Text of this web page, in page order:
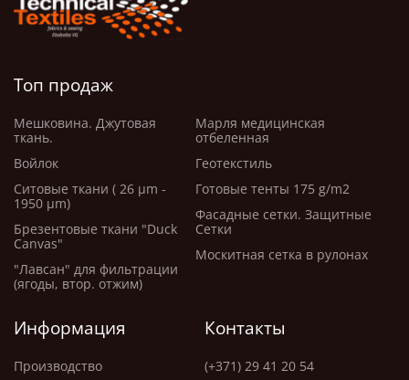
Применение:
У нас в продаже со склада:
Лёгкие и средние ткани (до 200 г/м²):
• Мадаполам 70 г/м², 155 см, рулон 50 м
• Рогожка 180 г/м², 165 см
Среднеплотные ткани (250–265 г/м²):
Топ продаж
Мешковина. Джутовая
ткань.
Войлок
Ситовые ткани ( 26 μm -
1950 μm)
Брезентовые ткани "Duck
Canvas"
"Лавсан" для фильтрации
(ягоды, втор. отжим)
Марля медицинская
отбеленная
Геотекстиль
Готовые тенты 175 g/m2
Фасадные сетки. Защитные
Сетки
Москитная сетка в рулонах
Информация
Производство
Контакты
(+371) 29 41 20 54